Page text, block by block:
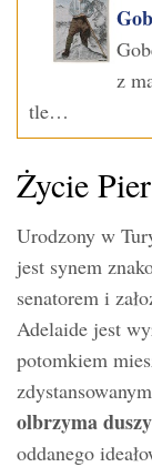
z
tle…
Życie
Urodzony w
jest synem
senatorem i
Adelaide jest
potomkiem
olbrzyma duszy
oddanego